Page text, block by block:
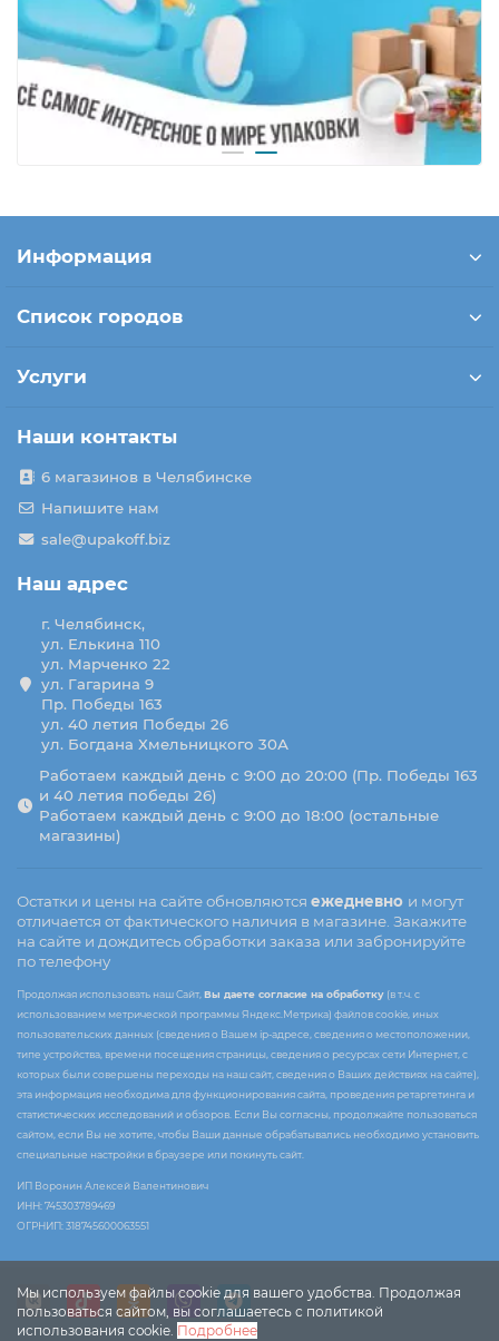
Мы используем файлы cookie для вашего удобства. Продолжая
пользоваться сайтом, вы соглашаетесь с политикой
использования cookie. Подробнее
Информация
Список городов
Услуги
Наши контакты
6 магазинов в Челябинске
Напишите нам
sale@upakoff.biz
Наш адрес
г. Челябинск,
ул. Елькина 110
ул. Марченко 22
ул. Гагарина 9
Пр. Победы 163
ул. 40 летия Победы 26
ул. Богдана Хмельницкого 30А
Работаем каждый день с 9:00 до 20:00 (Пр. Победы 163
и 40 летия победы 26)
Работаем каждый день с 9:00 до 18:00 (остальные
магазины)
Остатки и цены на сайте обновляются ежедневно и могут
отличается от фактического наличия в магазине. Закажите
на сайте и дождитесь обработки заказа или забронируйте
по телефону
Продолжая использовать наш Сайт, Вы даете согласие на обработку (в т.ч. с
использованием метрической программы Яндекс.Метрика) файлов cookie, иных
пользовательских данных (сведения о Вашем ip-адресе, сведения о местоположении,
типе устройства, времени посещения страницы, сведения о ресурсах сети Интернет, с
которых были совершены переходы на наш сайт, сведения о Ваших действиях на сайте),
эта информация необходима для функционирования сайта, проведения ретаргетинга и
статистических исследований и обзоров. Если Вы согласны, продолжайте пользоваться
сайтом, если Вы не хотите, чтобы Ваши данные обрабатывались необходимо установить
специальные настройки в браузере или покинуть сайт.
ИП Воронин Алексей Валентинович
ИНН: 745303789469
ОГРНИП: 318745600063551